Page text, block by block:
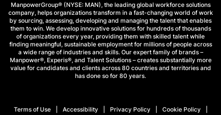
ManpowerGroup® (NYSE: MAN), the leading global workforce solutions
company, helps organizations transform in a fast-changing world of work
by sourcing, assessing, developing and managing the talent that enables
them to win. We develop innovative solutions for hundreds of thousands
of organizations every year, providing them with skilled talent while
finding meaningful, sustainable employment for millions of people across
a wide range of industries and skills. Our expert family of brands –
Manpower®, Experis®, and Talent Solutions – creates substantially more
value for candidates and clients across 80 countries and territories and
has done so for 80 years.
Terms of Use Accessibility Privacy Policy Cookie Policy